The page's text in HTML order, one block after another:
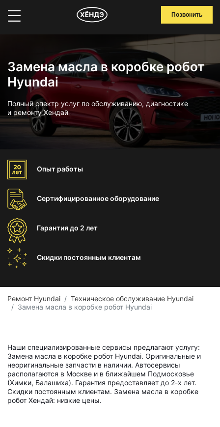
Позвонить
Замена масла в коробке робот
Hyundai
Полный спектр услуг по обслуживанию, диагностике
и ремонту Хендай
Опыт работы
Сертифицированноеоборудование
Гарантиядо 2 лет
Скидки постоянным клиентам
Ремонт Hyundai
Техническое обслуживание Hyundai
Замена масла в коробке робот Hyundai
Наши специализированные сервисы предлагают услугу:
Замена масла в коробке робот Hyundai. Оригинальные и
неоригинальные запчасти в наличии. Автосервисы
располагаются в Москве и в ближайшем Подмосковье
(Химки, Балашиха). Гарантия предоставляет до 2-х лет.
Скидки постоянным клиентам. Замена масла в коробке
робот Хендай: низкие цены.